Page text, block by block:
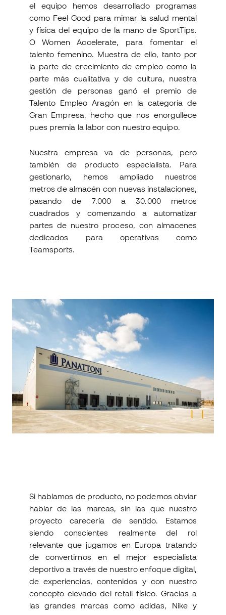
el equipo hemos desarrollado programas
como Feel Good para mimar la salud mental
y física del equipo de la mano de SportTips.
O Women Accelerate, para fomentar el
talento femenino. Muestra de ello, tanto por
la parte de crecimiento de empleo como la
parte más cualitativa y de cultura, nuestra
gestión de personas ganó el premio de
Talento Empleo Aragón en la categoría de
Gran Empresa, hecho que nos enorgullece
pues premia la labor con nuestro equipo.
Nuestra empresa va de personas, pero
también de producto especialista. Para
gestionarlo, hemos ampliado nuestros
metros de almacén con nuevas instalaciones,
pasando de 7.000 a 30.000
metros
cuadrados y comenzando a automatizar
partes de nuestro proceso, con almacenes
dedicados para operativas como
Teamsports.
Si hablamos de producto, no podemos obviar
hablar de las marcas, sin las que nuestro
proyecto carecería de sentido. Estamos
siendo conscientes realmente del rol
relevante que jugamos en Europa tratando
de convertirnos en el mejor especialista
deportivo a través de nuestro enfoque digital,
de experiencias, contenidos y con nuestro
concepto elevado del retail físico. Gracias a
las grandes marcas como adidas, Nike y